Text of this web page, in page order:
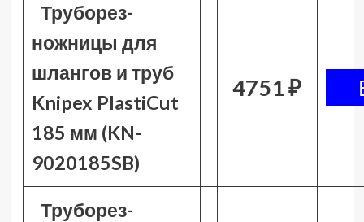
Труборез-
ножницы для
шлангов и труб
Knipex PlastiCut
185 мм (KN-
9020185SB)
4751 ₽
Труборез-